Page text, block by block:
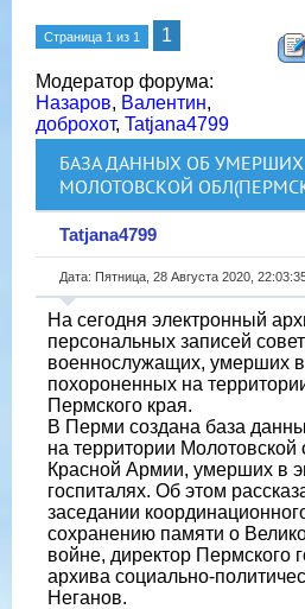
Страница 1 из 1 1
Модератор форума:
Назаров, Валентин,
доброхот, Tatjana4799
БАЗА ДАННЫХ ОБ УМЕРШИХ
МОЛОТОВСКОЙ
Tatjana4799
Дата: Пятница, 28 Августа 2020,
На сегодня электронный
персональных записей
военнослужащих, умерших в
похороненных на
Пермского края.
В Перми создана база
на территории Молотовской
Красной Армии, умерших в
госпиталях. Об этом
заседании
сохранению памяти о
войне, директор Пермского
архива социально-
Неганов.